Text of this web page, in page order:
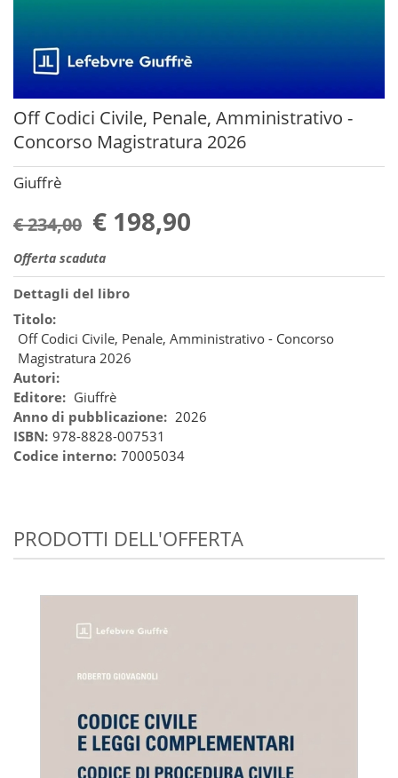
Off Codici Civile, Penale, Amministrativo -
Concorso Magistratura 2026
Giuffrè
€ 234,00 € 198,90
Offerta scaduta
Dettagli del libro
Titolo:
Off Codici Civile, Penale, Amministrativo - Concorso
Magistratura 2026
Autori:
Editore: Giuffrè
Anno di pubblicazione: 2026
ISBN: 978-8828-007531
Codice interno: 70005034
PRODOTTI DELL'OFFERTA